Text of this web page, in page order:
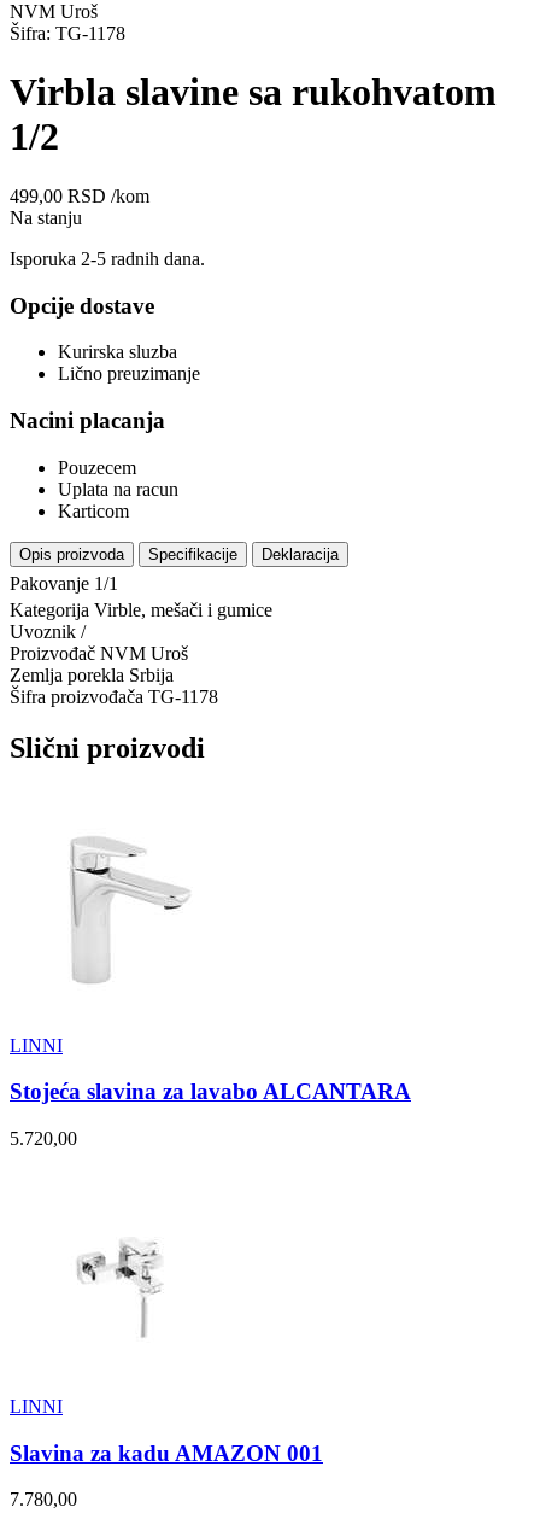
NVM Uroš
Šifra: TG-1178
Virbla slavine sa rukohvatom
1/2
499,00 RSD /kom
Na stanju
Isporuka 2-5 radnih dana.
Opcije dostave
Kurirska sluzba
Lično preuzimanje
Nacini placanja
Pouzecem
Uplata na racun
Karticom
Opis proizvoda Specifikacije Deklaracija
Pakovanje 1/1
Kategorija Virble, mešači i gumice
Uvoznik /
Proizvođač NVM Uroš
Zemlja porekla Srbija
Šifra proizvođača TG-1178
Slični proizvodi
LINNI
Stojeća slavina za lavabo ALCANTARA
5.720,00
LINNI
Slavina za kadu AMAZON 001
7.780,00